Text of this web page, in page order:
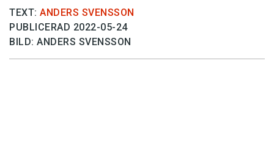
TEXT: ANDERS SVENSSON
PUBLICERAD 2022-05-24
BILD: ANDERS SVENSSON